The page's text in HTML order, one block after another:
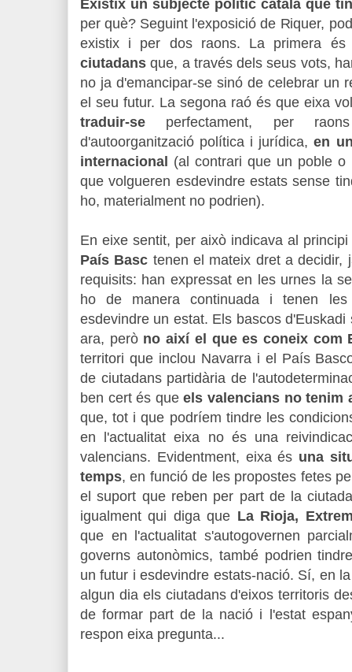
Existix un subjecte polític català que
per què? Seguint l'exposició de Riquer,
existix i per dos raons. La primera
ciutadans que, a través dels seus vots,
no ja d'emancipar-se sinó de celebrar un
el seu futur. La segona raó és que eixa
traduir-se perfectament, per
d'autoorganització política i jurídica,en
internacional
(al contrari que un poble
que volgueren esdevindre estats sense
ho, materialment no podrien).
En eixe sentit, per això indicava al
País Basc tenen el mateix dret a decidir,
requisits: han expressat en les urnes la
ho de manera continuada i tenen
esdevindre un estat. Els bascos
ara, però no així el que es coneix com
territori que inclou Navarra i el País
de ciutadans partidària de
ben cert és queels valencians no tenim
que, tot i que podríem tindre les
en l'actualitat eixa no és una
valencians. Evidentment, eixa és una
temps, en funció de les propostes fetes
el suport que reben per part de la
igualment qui diga que La Rioja,
que en l'actualitat s'autogovernen
governs autonòmics, també podrien
un futur i esdevindre estats-nació. Sí, en
algun dia els ciutadans d'eixos territoris
de formar part de la nació i l'estat
respon eixa pregunta...